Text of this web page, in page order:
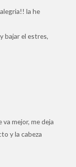
la he
bajar el estres,
mejor, me deja
y la cabeza